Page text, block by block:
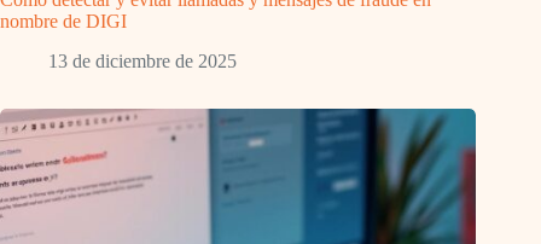
nombre de DIGI
13 de diciembre de 2025